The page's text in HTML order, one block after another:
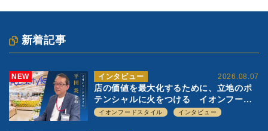
新着記事
NEW 2026.08.07
インタビュー
店の価値を最大化するために、立地のポ
テンシャルに火をつける イオンフード
スタイル 平田 炎社長
イオンフードスタイル インタビュー